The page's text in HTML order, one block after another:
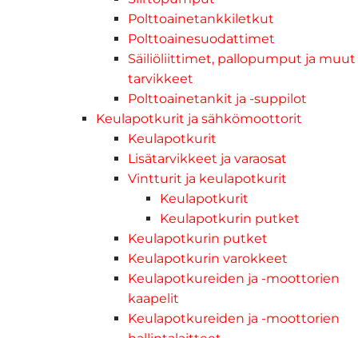
Polttoainetankkiletkut
Polttoainesuodattimet
Säiliöliittimet, pallopumput ja muut
tarvikkeet
Polttoainetankit ja -suppilot
Keulapotkurit ja sähkömoottorit
Keulapotkurit
Lisätarvikkeet ja varaosat
Vintturit ja keulapotkurit
Keulapotkurit
Keulapotkurin putket
Keulapotkurin putket
Keulapotkurin varokkeet
Keulapotkureiden ja -moottorien
kaapelit
Keulapotkureiden ja -moottorien